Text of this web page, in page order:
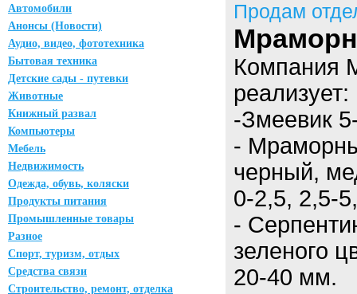
Автомобили
Анонсы (Новости)
Аудио, видео, фототехника
Бытовая техника
Детские сады - путевки
Животные
Книжный развал
Компьютеры
Мебель
Недвижимость
Одежда, обувь, коляски
Продукты питания
Промышленные товары
Разное
Спорт, туризм, отдых
Средства связи
Строительство, ремонт, отделка
Продам
Компания
реализует:
-Змеевик
-
черный,
0-2,5, 2,5-
-
зеленого
20-40 мм.